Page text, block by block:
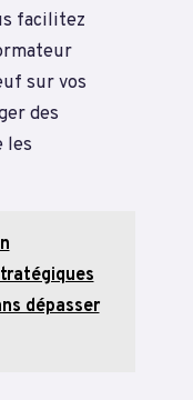
facilitez
sur vos
des
les
dépasser